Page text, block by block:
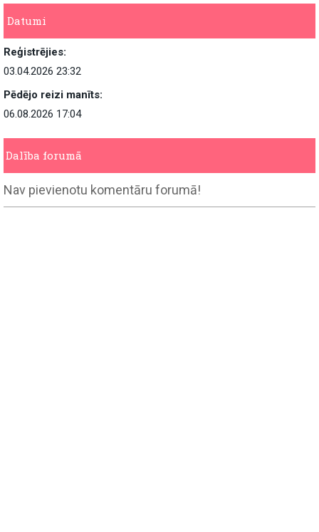
Datumi
Reģistrējies:
03.04.2026 23:32
Pēdējo reizi manīts:
06.08.2026 17:04
Dalība forumā
Nav pievienotu komentāru forumā!